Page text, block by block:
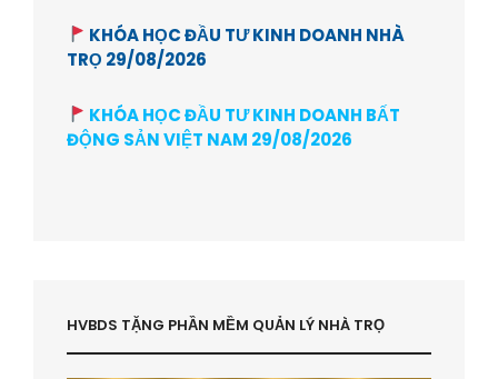
KHÓA HỌC ĐẦU TƯ KINH DOANH NHÀ
TRỌ 29/08/2026
KHÓA HỌC ĐẦU TƯ KINH DOANH BẤT
ĐỘNG SẢN VIỆT NAM 29/08/2026
HVBDS TẶNG PHẦN MỀM QUẢN LÝ NHÀ TRỌ